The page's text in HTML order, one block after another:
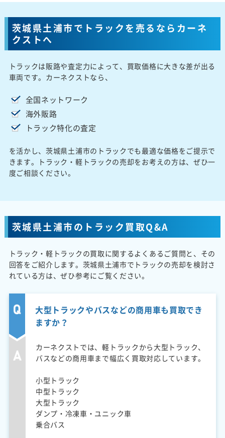
茨城県土浦市でトラックを売るならカーネ
クストへ
トラックは販路や査定力によって、買取価格に大きな差が出る
車両です。カーネクストなら、
全国ネットワーク
海外販路
トラック特化の査定
を活かし、茨城県土浦市のトラックでも最適な価格をご提示で
きます。トラック・軽トラックの売却をお考えの方は、ぜひ一
度ご相談ください。
茨城県土浦市のトラック買取Q&A
トラック・軽トラックの買取に関するよくあるご質問と、その
回答をご紹介します。茨城県土浦市でトラックの売却を検討さ
れている方は、ぜひ参考にご覧ください。
大型トラックやバスなどの商用車も買取でき
ますか？
カーネクストでは、軽トラックから大型トラック、
バスなどの商用車まで幅広く買取対応しています。
小型トラック
中型トラック
大型トラック
ダンプ・冷凍車・ユニック車
乗合バス